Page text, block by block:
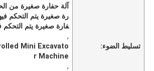
تسليط الضوء:
آلة حفارة صغيرة من
رة صغيرة يتم التحكم
فارة صغيرة يتم التحكم
,
Mini Excavato
r Machine
,